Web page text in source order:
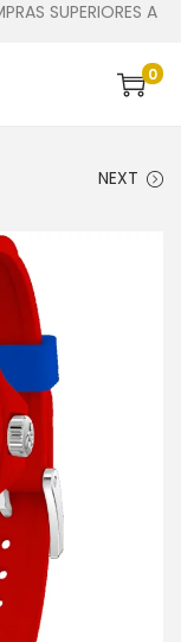
SUPERIORES A
0
NEXT